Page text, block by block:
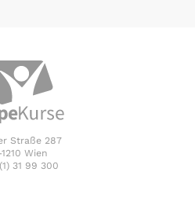
Straße 287
Wien
31 99 300